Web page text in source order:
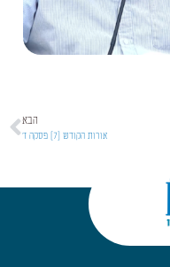
הבא
אורות הקודש [7] פסקה ז'